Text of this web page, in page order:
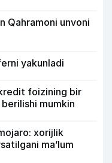
Qahramoni unvoni
yakunladi
foizining bir
mumkin
xorijlik
ma’lum